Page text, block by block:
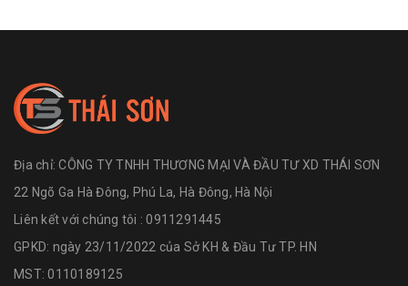
Địa chỉ:CÔNG TY TNHH THƯƠNG MẠI VÀ ĐẦU TƯ XD THÁI SƠN
22 Ngõ Ga Hà Đông, Phú La, Hà Đông, Hà Nội
Liên kết với chúng tôi : 0911291445
GPKD: ngày 23/11/2022 của Sở KH & Đầu Tư TP. HN
MST: 0110189125